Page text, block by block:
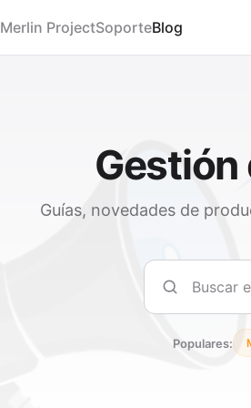
Merlin ProjectSoporteBlog
Gestión
Guías, novedades de
Buscar
Populares: